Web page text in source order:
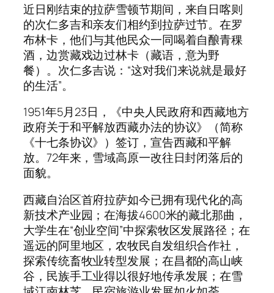
近日刚结束的拉萨雪顿节期间，来自日喀则
的次仁多吉和亲友们相约到拉萨过节。在罗
布林卡，他们与其他民众一同喝着自酿青稞
酒，边赏藏戏边过林卡（藏语，意为野
餐）。次仁多吉说：“这对我们来说就是最好
的生活”。
1951年5月23日，《中央人民政府和西藏地方
政府关于和平解放西藏办法的协议》（简称
《十七条协议》）签订，宣告西藏和平解
放。72年来，雪域高原一改往日封闭落后的
面貌。
西藏自治区首府拉萨如今已拥有现代化的高
新技术产业园；在海拔4600米的藏北那曲，
大学生在“创业空间”中探索牧区发展路径；在
遥远的阿里地区，农牧民自发组织合作社，
探索传统畜牧业转型发展；在昌都的高山峡
谷，民族手工业得以很好地传承发展；在雪